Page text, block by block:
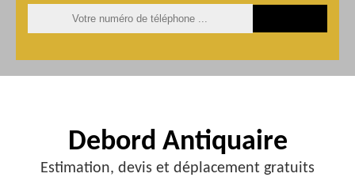
Debord Antiquaire
Estimation, devis et déplacement gratuits